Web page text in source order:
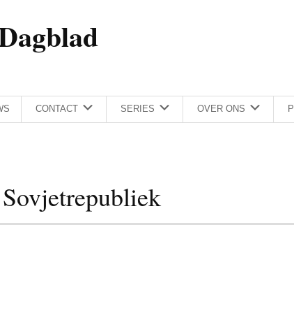
CONTACT SERIES OVER ONS